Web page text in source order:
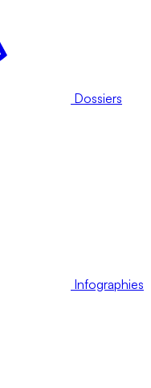
Dossiers
Infographies